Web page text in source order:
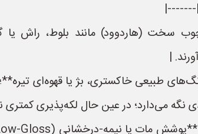
(هاردوود) مانند بلوط، راش یا
|
نگه می‌دارد؛ در عین حال لکه‌پذیری